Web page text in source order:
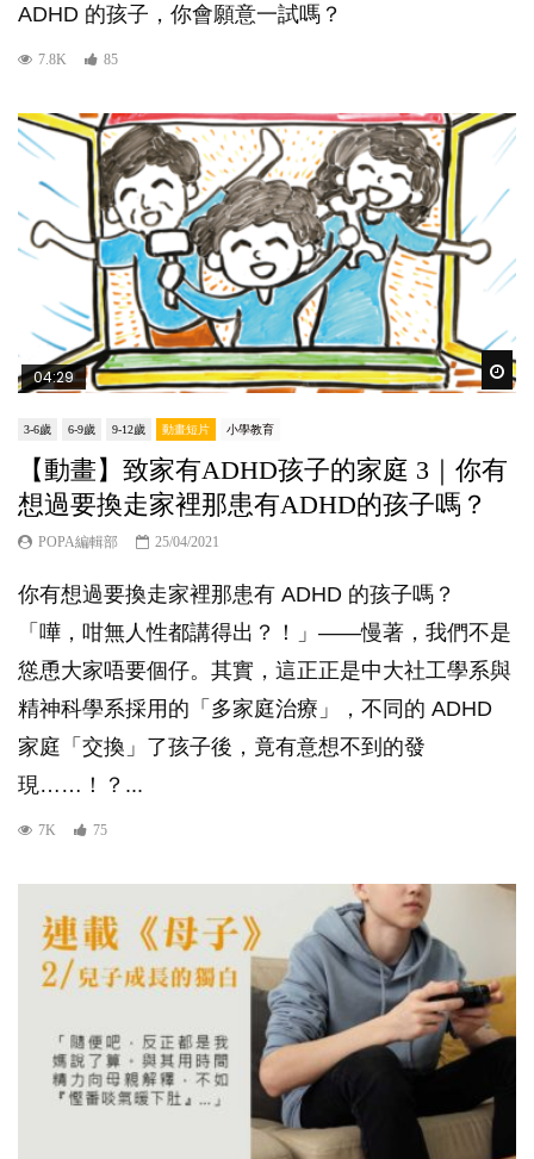
ADHD 的孩子，你會願意一試嗎？
7.8K 85
04:29
3-6歲 6-9歲 9-12歲 動畫短片 小學教育
【動畫】致家有ADHD孩子的家庭 3｜你有
想過要換走家裡那患有ADHD的孩子嗎？
POPA編輯部 25/04/2021
你有想過要換走家裡那患有 ADHD 的孩子嗎？
「嘩，咁無人性都講得出？！」——慢著，我們不是
慫恿大家唔要個仔。其實，這正正是中大社工學系與
精神科學系採用的「多家庭治療​」，不同的 ADHD
家庭「交換」了孩子後，竟有意想不到的發
現……！？...
7K 75